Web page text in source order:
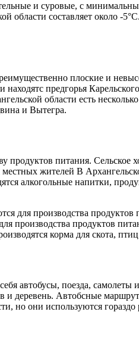
и суровые, с
составляет около -
плоские и
предгорья
области есть
и Вытегра.
питания. Сельское
жителей В
алкогольные напитки,
для производства
продуктов
корма для скота,
автобусы, поезда,
и деревень. Автобсные
но они используются